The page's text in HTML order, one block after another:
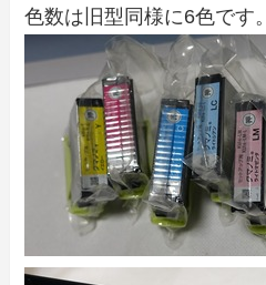
色数は旧型同様に6色です。